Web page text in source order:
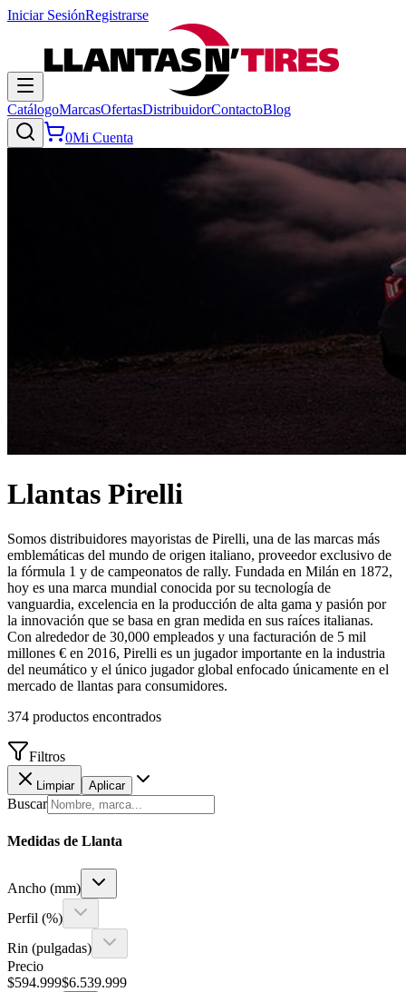
Iniciar SesiónRegistrarse
CatálogoMarcasOfertasDistribuidorContactoBlog
0Mi Cuenta
Llantas Pirelli
Somos distribuidores mayoristas de Pirelli, una de las marcas más
emblemáticas del mundo de origen italiano, proveedor exclusivo de
la fórmula 1 y de campeonatos de rally. Fundada en Milán en 1872,
hoy es una marca mundial conocida por su tecnología de
vanguardia, excelencia en la producción de alta gama y pasión por
la innovación que se basa en gran medida en sus raíces italianas.
Con alrededor de 30,000 empleados y una facturación de 5 mil
millones € en 2016, Pirelli es un jugador importante en la industria
del neumático y el único jugador global enfocado únicamente en el
mercado de llantas para consumidores.
374 productos encontrados
Filtros
Limpiar Aplicar
Buscar
Medidas de Llanta
Ancho (mm)
Perfil (%)
Rin (pulgadas)
Precio
$594.999$6.539.999